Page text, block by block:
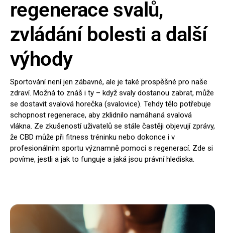
regenerace svalů,
zvládání bolesti a další
výhody
Sportování není jen zábavné, ale je také prospěšné pro naše
zdraví. Možná to znáš i ty – když svaly dostanou zabrat, může
se dostavit svalová horečka (svalovice). Tehdy tělo potřebuje
schopnost regenerace, aby zklidnilo namáhaná svalová
vlákna. Ze zkušeností uživatelů se stále častěji objevují zprávy,
že CBD může při fitness tréninku nebo dokonce i v
profesionálním sportu významně pomoci s regenerací. Zde si
povíme, jestli a jak to funguje a jaká jsou právní hlediska.